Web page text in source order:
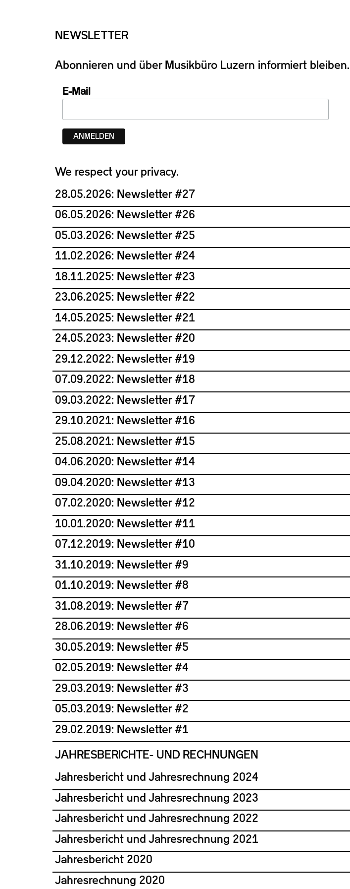
NEWSLETTER
Abonnieren und über Musikbüro Luzern informiert bleiben.
E-Mail
We respect your privacy.
28.05.2026: Newsletter #27
06.05.2026: Newsletter #26
05.03.2026: Newsletter #25
11.02.2026: Newsletter #24
18.11.2025: Newsletter #23
23.06.2025: Newsletter #22
14.05.2025: Newsletter #21
24.05.2023: Newsletter #20
29.12.2022: Newsletter #19
07.09.2022: Newsletter #18
09.03.2022: Newsletter #17
29.10.2021: Newsletter #16
25.08.2021: Newsletter #15
04.06.2020: Newsletter #14
09.04.2020: Newsletter #13
07.02.2020: Newsletter #12
10.01.2020: Newsletter #11
07.12.2019: Newsletter #10
31.10.2019: Newsletter #9
01.10.2019: Newsletter #8
31.08.2019: Newsletter #7
28.06.2019: Newsletter #6
30.05.2019: Newsletter #5
02.05.2019: Newsletter #4
29.03.2019: Newsletter #3
05.03.2019: Newsletter #2
29.02.2019: Newsletter #1
JAHRESBERICHTE- UND RECHNUNGEN
Jahresbericht und Jahresrechnung 2024
Jahresbericht und Jahresrechnung 2023
Jahresbericht und Jahresrechnung 2022
Jahresbericht und Jahresrechnung 2021
Jahresbericht 2020
Jahresrechnung 2020